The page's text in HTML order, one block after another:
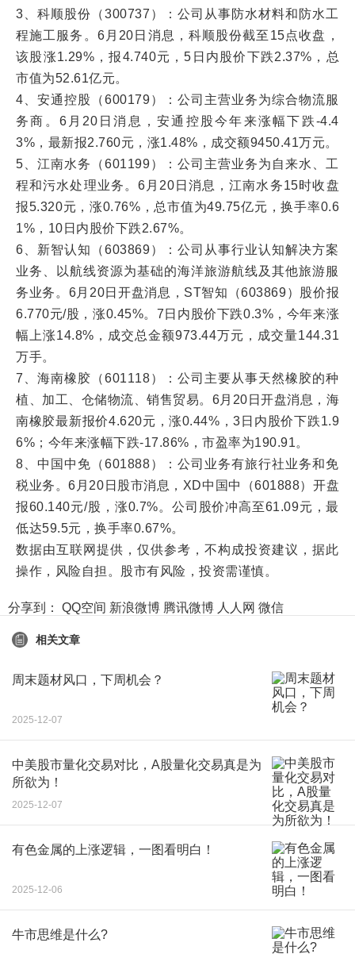
3、科顺股份（300737）：公司从事防水材料和防水工
程施工服务。6月20日消息，科顺股份截至15点收盘，
该股涨1.29%，报4.740元，5日内股价下跌2.37%，总
市值为52.61亿元。
4、安通控股（600179）：公司主营业务为综合物流服
务商。6月20日消息，安通控股今年来涨幅下跌-4.4
3%，最新报2.760元，涨1.48%，成交额9450.41万元。
5、江南水务（601199）：公司主营业务为自来水、工
程和污水处理业务。6月20日消息，江南水务15时收盘
报5.320元，涨0.76%，总市值为49.75亿元，换手率0.6
1%，10日内股价下跌2.67%。
6、新智认知（603869）：公司从事行业认知解决方案
业务、以航线资源为基础的海洋旅游航线及其他旅游服
务业务。6月20日开盘消息，ST智知（603869）股价报
6.770元/股，涨0.45%。7日内股价下跌0.3%，今年来涨
幅上涨14.8%，成交总金额973.44万元，成交量144.31
万手。
7、海南橡胶（601118）：公司主要从事天然橡胶的种
植、加工、仓储物流、销售贸易。6月20日开盘消息，海
南橡胶最新报价4.620元，涨0.44%，3日内股价下跌1.9
6%；今年来涨幅下跌-17.86%，市盈率为190.91。
8、中国中免（601888）：公司业务有旅行社业务和免
税业务。6月20日股市消息，XD中国中（601888）开盘
报60.140元/股，涨0.7%。公司股价冲高至61.09元，最
低达59.5元，换手率0.67%。
数据由互联网提供，仅供参考，不构成投资建议，据此
操作，风险自担。股市有风险，投资需谨慎。
分享到： QQ空间 新浪微博 腾讯微博 人人网 微信
相关文章
周末题材风口，下周机会？
2025-12-07
中美股市量化交易对比，A股量化交易真是为
所欲为！
2025-12-07
有色金属的上涨逻辑，一图看明白！
2025-12-06
牛市思维是什么?